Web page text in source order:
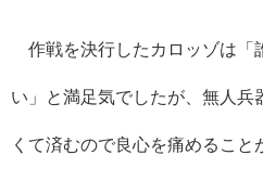
作戦を決行したカロッゾは「
い」と満足気でしたが、無人兵
くて済むので良心を痛めること